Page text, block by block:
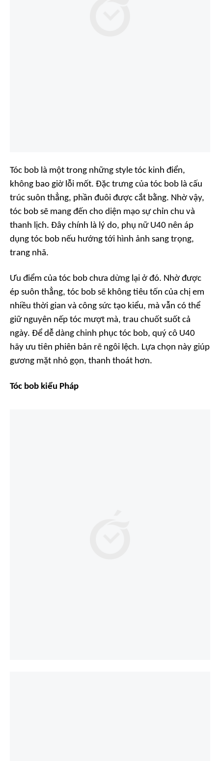
Tóc bob là một trong những style tóc kinh điển,
không bao giờ lỗi mốt. Đặc trưng của tóc bob là cấu
trúc suôn thẳng, phần đuôi được cắt bằng. Nhờ vậy,
tóc bob sẽ mang đến cho diện mạo sự chỉn chu và
thanh lịch. Đây chính là lý do, phụ nữ U40 nên áp
dụng tóc bob nếu hướng tới hình ảnh sang trọng,
trang nhã.
Ưu điểm của tóc bob chưa dừng lại ở đó. Nhờ được
ép suôn thẳng, tóc bob sẽ không tiêu tốn của chị em
nhiều thời gian và công sức tạo kiểu, mà vẫn có thể
giữ nguyên nếp tóc mượt mà, trau chuốt suốt cả
ngày. Để dễ dàng chinh phục tóc bob, quý cô U40
hãy ưu tiên phiên bản rẽ ngôi lệch. Lựa chọn này giúp
gương mặt nhỏ gọn, thanh thoát hơn.
Tóc bob kiểu Pháp